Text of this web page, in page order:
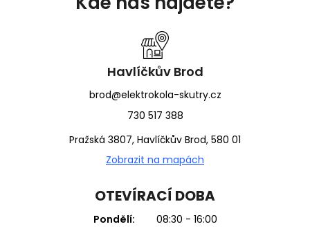
Havlíčkův Brod
brod@elektrokola-skutry.cz
730 517 388
Pražská 3807, Havlíčkův Brod, 580 01
Zobrazit na mapách
OTEVÍRACÍ DOBA
Pondělí:
08:30 - 16:00